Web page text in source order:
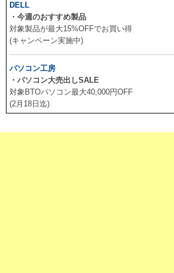
DELL
・今週のおすすめ製品
対象製品が最大15%OFFでお買い得
(キャンペーン実施中)
パソコン工房
・パソコン大売出しSALE
対象BTOパソコン最大40,000円OFF
(2月18日迄)